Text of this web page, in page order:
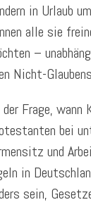
in Urlaub
alle sie
–
Nicht-
der Frage, wann
bei
und
in
sein,